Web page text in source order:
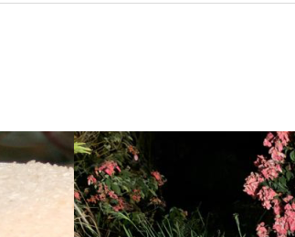
¿Bus bomba rumbo a Cali?
Hallan 420 kilos de
explosivos antes de la